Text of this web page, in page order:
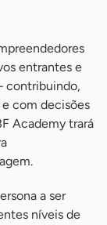
entrantes e
contribuindo,
com decisões
Academy trará
a ser
níveis de